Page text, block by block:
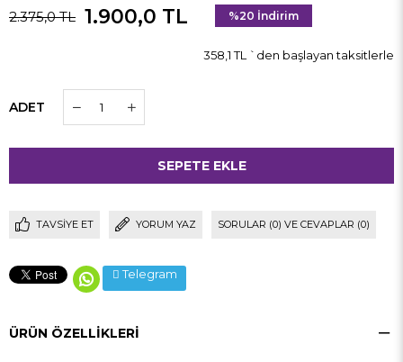
2.375,0 TL 1.900,0 TL %20 İndirim
358,1 TL `den başlayan taksitlerle
ADET
TAVSIYE ET YORUM YAZ SORULAR (0) VE CEVAPLAR (0)
Telegram
ÜRÜN ÖZELLIKLERI